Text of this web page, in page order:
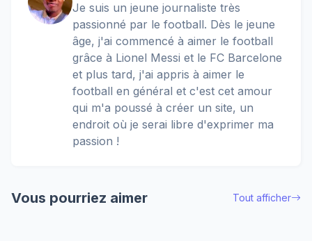
Je suis un jeune journaliste très
passionné par le football. Dès le jeune
âge, j'ai commencé à aimer le football
grâce à Lionel Messi et le FC Barcelone
et plus tard, j'ai appris à aimer le
football en général et c'est cet amour
qui m'a poussé à créer un site, un
endroit où je serai libre d'exprimer ma
passion !
Vous pourriez aimer Tout afficher